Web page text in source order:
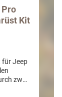
Pro
Kit
für Jeep
zwei